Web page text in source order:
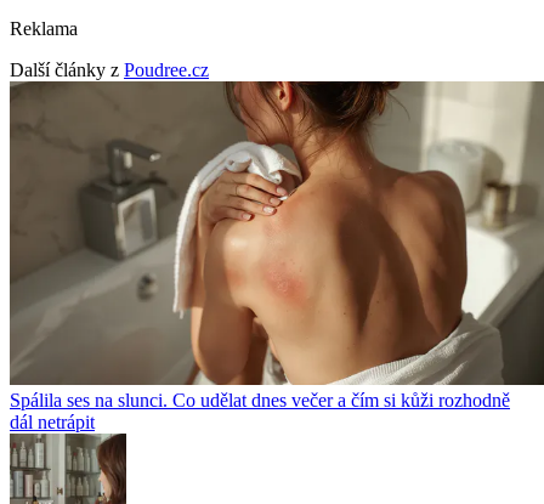
Reklama
Další články z Poudree.cz
Spálila ses na slunci. Co udělat dnes večer a čím si kůži rozhodně
dál netrápit